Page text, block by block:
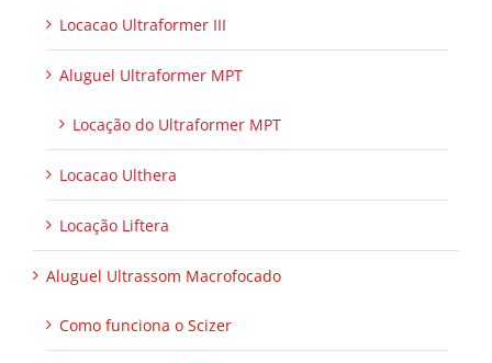
Locacao Ultraformer III
Aluguel Ultraformer MPT
Locação do Ultraformer MPT
Locacao Ulthera
Locação Liftera
Aluguel Ultrassom Macrofocado
Como funciona o Scizer